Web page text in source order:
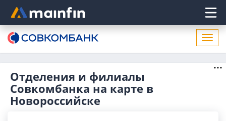
Главное меню
Отделения и филиалы
Совкомбанка на карте в
Новороссийске